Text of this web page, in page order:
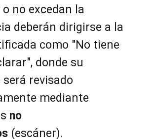
no excedan la
deberán dirigirse a la
como "No tiene
donde su
será revisado
mediante
no
(escáner).